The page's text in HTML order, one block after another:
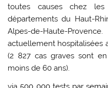
toutes causes chez
départements du Haut-
Alpes-de-Haute-
actuellement hospitalisées
(2 827 cas graves sont
moins de 60 ans).